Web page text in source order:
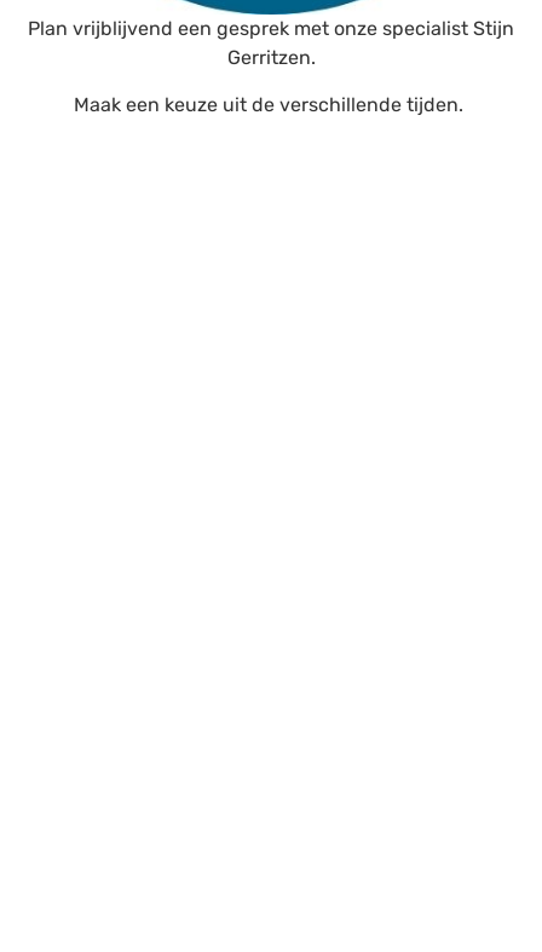
Plan vrijblijvend een gesprek met onze specialist Stijn
Gerritzen.
Maak een keuze uit de verschillende tijden.